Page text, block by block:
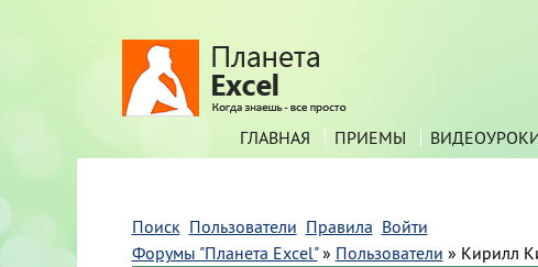
ГЛАВНАЯ ПРИЕМЫ
Поиск Пользователи Правила Войти
Форумы "Планета Excel" » Пользователи » Кирилл